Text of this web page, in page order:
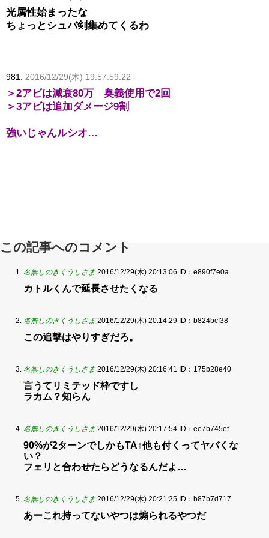
光属性始まったな
ちょっとシュバ剣集めてくるわ
981: 2016/12/29(木) 19:57:59.22
＞2アビは減衰80万 奥義使用で2回
＞3アビは追加ダメージ9割
強いじゃんルシオ…
この記事へのコメント
名無しのきくうしさま 2016/12/29(木) 20:13:06 ID：e890f7e0a
カトルくんで延長させたくなる
名無しのきくうしさま 2016/12/29(木) 20:14:29 ID：b824bcf38
この追撃はやりすぎだろ。
名無しのきくうしさま 2016/12/29(木) 20:16:41 ID：175b28e40
言うてリミテッド枠ですし
ラカム？知らん
名無しのきくうしさま 2016/12/29(木) 20:17:54 ID：ee7b745ef
90%が2ターンでしかもTA↑他も付くってヤバくな
い？
フェリと合わせたらどうなるんだよ…
名無しのきくうしさま 2016/12/29(木) 20:21:25 ID：b87b7d717
あーこれ持ってないやつは煽られるやつだ